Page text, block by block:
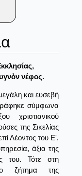
νέφος.
και ευσεβή
σύμφωνα
χριστιανικού
της Σικελίας
Λέοντος του Ε',
άξια της
του. Τότε στη
ζήτημα της